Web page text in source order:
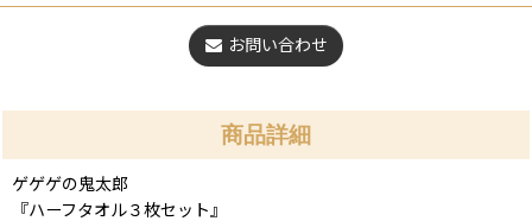
お問い合わせ
商品詳細
ゲゲゲの鬼太郎
『ハーフタオル３枚セット』